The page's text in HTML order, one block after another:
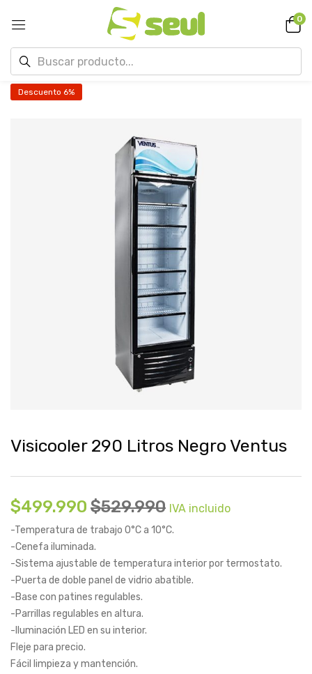
0
Descuento 6%
Visicooler 290 Litros Negro Ventus
$499.990 $529.990 IVA incluido
-Temperatura de trabajo 0°C a 10°C.
-Cenefa iluminada.
-Sistema ajustable de temperatura interior por termostato.
-Puerta de doble panel de vidrio abatible.
-Base con patines regulables.
-Parrillas regulables en altura.
-Iluminación LED en su interior.
Fleje para precio.
Fácil limpieza y mantención.